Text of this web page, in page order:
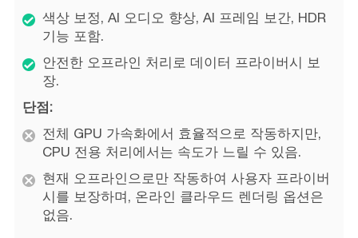
색상 보정, AI 오디오 향상, AI 프레임 보간, HDR
기능 포함.
안전한 오프라인 처리로 데이터 프라이버시 보
장.
단점:
전체 GPU 가속화에서 효율적으로 작동하지만,
CPU 전용 처리에서는 속도가 느릴 수 있음.
현재 오프라인으로만 작동하여 사용자 프라이버
시를 보장하며, 온라인 클라우드 렌더링 옵션은
없음.